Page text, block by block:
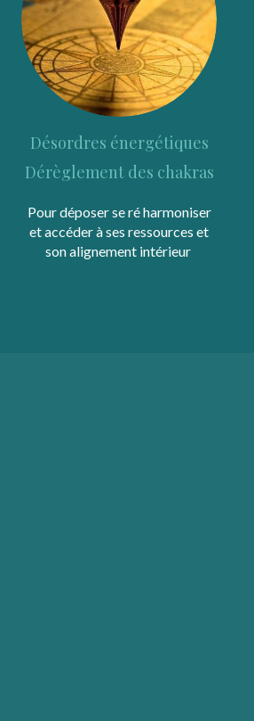
Désordres énergétiques
Dérèglement des chakras
Pour déposer se ré harmoniser
et accéder à ses ressources et
son alignement intérieur